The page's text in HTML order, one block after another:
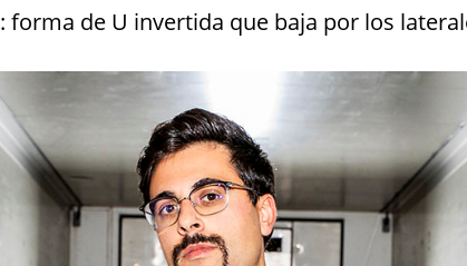
: forma de U invertida que baja por los